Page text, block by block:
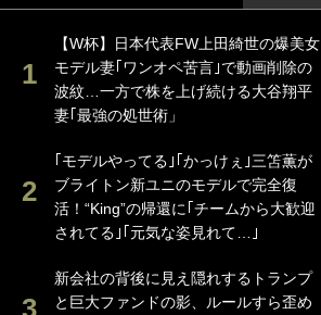
【W杯】日本代表FW上田綺世の爆美女
モデル妻｢ワンオペ苦言｣で動画削除の
波紋…一方で株を上げ続ける大谷翔平
妻｢最強の処世術」
｢モデルやってる｣｢かっけぇ｣三笘薫が
ブライトン新ユニのモデルで完全復
活！“King”の帰還に｢チームから大歓迎
されてる｣｢元気な姿見れて…｣
新会社の背後に見え隠れするトランプ
と巨大ファンドの影、ルールすら歪め